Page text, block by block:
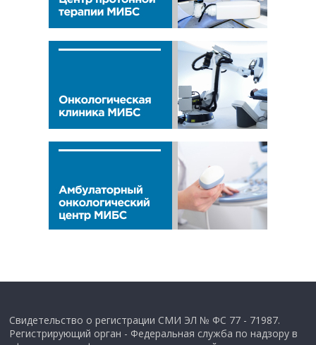
Свидетельство о регистрации СМИ ЭЛ № ФС 77 - 71987.
Регистрирующий орган - Федеральная служба по надзору в